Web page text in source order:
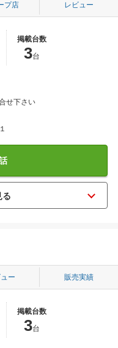
プ店 レビュー
掲載台数
3台
せ下さい
ー 販売実績
掲載台数
3台